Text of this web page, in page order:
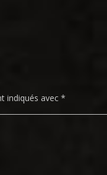
indiqués avec *